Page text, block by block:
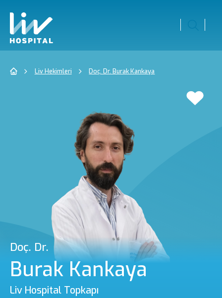
Liv Hekimleri Doç. Dr. Burak Kankaya
Doç. Dr.
Burak Kankaya
Liv Hospital Topkapı